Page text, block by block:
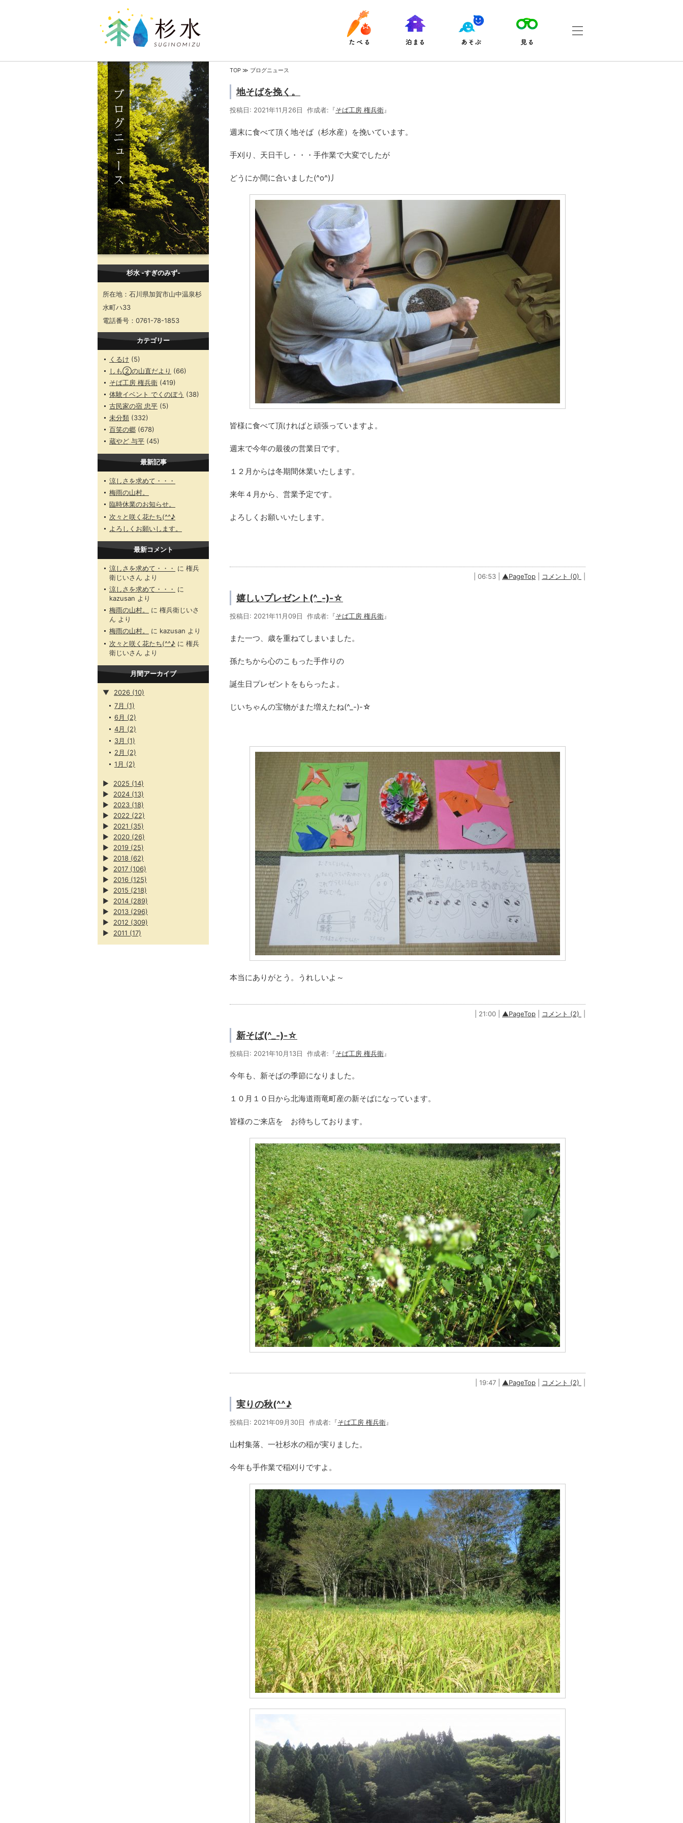
杉水 -すぎのみず-
所在地：石川県加賀市山中温泉杉
水町ハ33
電話番号：0761-78-1853
カテゴリー
くるけ (5)
しも②の山直だより (66)
そば工房 権兵衛 (419)
体験イベント でくのぼう (38)
古民家の宿 忠平 (5)
未分類 (332)
百笑の郷 (678)
蔵やど 与平 (45)
最新記事
涼しさを求めて・・・
梅雨の山村。
臨時休業のお知らせ。
次々と咲く花たち(^^♪
よろしくお願いします。
最新コメント
涼しさを求めて・・・ に 権兵
衛じいさん より
涼しさを求めて・・・
に
kazusan より
梅雨の山村。
に 権兵衛じいさ
ん より
梅雨の山村。
に kazusan より
次々と咲く花たち(^^♪ に 権兵
衛じいさん より
月間アーカイブ
▼ 2026 (10)
7月 (1)
6月 (2)
4月 (2)
3月 (1)
2月 (2)
1月 (2)
▶ 2025 (14)
▶
2024 (13)
▶
2023 (18)
▶
2022 (22)
▶
2021 (35)
▶
2020 (26)
▶
2019 (25)
▶
2018 (62)
▶
2017 (106)
▶
2016 (125)
▶
2015 (218)
▶
2014 (289)
▶
2013 (296)
▶
2012 (309)
▶
2011 (17)
TOP ≫ ブログニュース
地そばを挽く。
投稿日: 2021年11月26日 作成者:『そば工房 権兵衛』
週末に食べて頂く地そば（杉水産）を挽いています。
手刈り、天日干し・・・手作業で大変でしたが
どうにか間に合いました(^o^)丿
皆様に食べて頂ければと頑張っていますよ。
週末で今年の最後の営業日です。
１２月からは冬期間休業いたします。
来年４月から、営業予定です。
よろしくお願いいたします。
| 06:53 | ▲PageTop コメント (0)
嬉しいプレゼント(^_-)-☆
投稿日: 2021年11月09日 作成者:『そば工房 権兵衛』
また一つ、歳を重ねてしまいました。
孫たちから心のこもった手作りの
誕生日プレゼントをもらったよ。
じいちゃんの宝物がまた増えたね(^_-)-☆
本当にありがとう。うれしいよ～
| 21:00 | ▲PageTop コメント (2)
新そば(^_-)-☆
投稿日: 2021年10月13日 作成者:『そば工房 権兵衛』
今年も、新そばの季節になりました。
１０月１０日から北海道雨竜町産の新そばになっています。
皆様のご来店を お待ちしております。
| 19:47 | ▲PageTop コメント (2)
実りの秋(^^♪
投稿日: 2021年09月30日 作成者:『そば工房 権兵衛』
山村集落、一社杉水の稲が実りました。
今年も手作業で稲刈りですよ。